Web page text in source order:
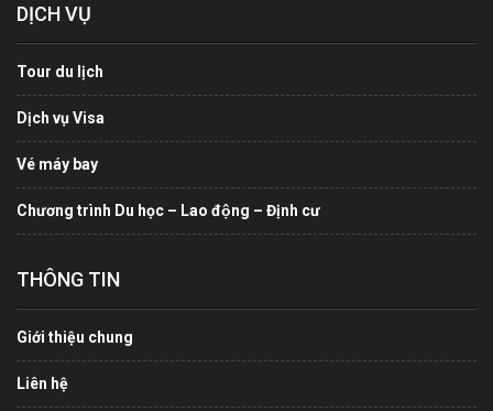
DỊCH VỤ
Tour du lịch
Dịch vụ Visa
Vé máy bay
Chương trình Du học – Lao động – Định cư
THÔNG TIN
Giới thiệu chung
Liên hệ